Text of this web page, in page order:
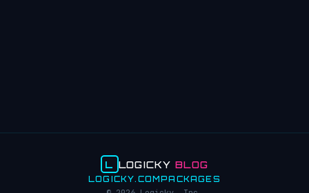
L LOGICKYBLOG
LOGICKY.COM PACKAGES